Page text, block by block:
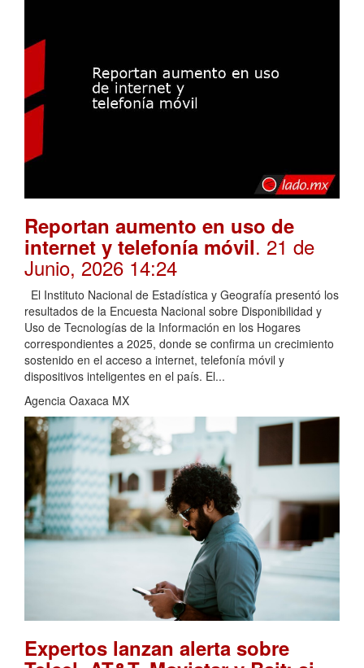
Reportan aumento en uso de
internet y telefonía móvil. 21 de
Junio, 2026 14:24
El Instituto Nacional de Estadística y Geografía presentó los
resultados de la Encuesta Nacional sobre Disponibilidad y
Uso de Tecnologías de la Información en los Hogares
correspondientes a 2025, donde se confirma un crecimiento
sostenido en el acceso a internet, telefonía móvil y
dispositivos inteligentes en el país. El...
Agencia Oaxaca MX
Expertos lanzan alerta sobre